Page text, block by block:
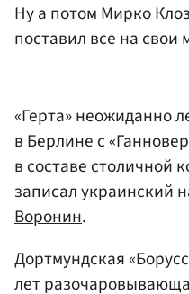
Ну а потом Мирко
поставил все на свои
«Герта» неожиданно
в Берлине с
в составе столичной
записал украинский
Воронин.
Дортмундская
лет